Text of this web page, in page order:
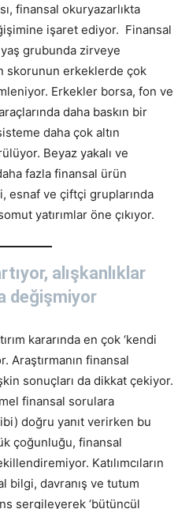
finansal okuryazarlıkta
işaret ediyor. Finansal
grubunda zirveye
skorunun erkeklerde çok
Erkekler borsa, fon ve
daha baskın bir
daha çok altın
Beyaz yakalı ve
fazla finansal ürün
esnaf ve çiftçi gruplarında
yatırımlar öne çıkıyor.
alışkanlıklar
değişmiyor
kararında en çok ‘kendi
Araştırmanın finansal
sonuçları da dikkat çekiyor.
finansal sorulara
doğru yanıt verirken bu
çoğunluğu, finansal
Katılımcıların
bilgi, davranış ve tutum
sergileyerek ‘bütüncül